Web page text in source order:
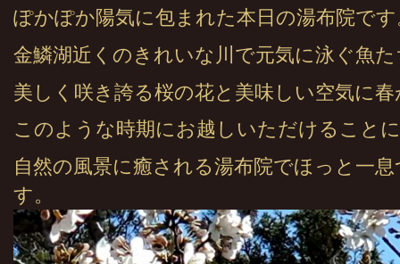
ぽかぽか陽気に包まれた本日の湯布院です
金鱗湖近くのきれいな川で元気に泳ぐ魚
美しく咲き誇る桜の花と美味しい空気に
このような時期にお越しいただけること
自然の風景に癒される湯布院でほっと一
す。